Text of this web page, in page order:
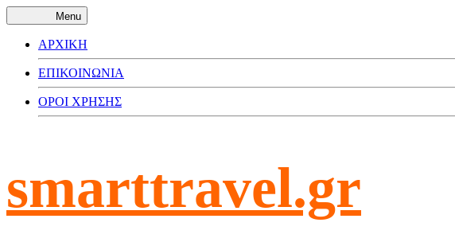
Menu
ΑΡΧΙΚΗ
ΕΠΙΚΟΙΝΩΝΙΑ
ΟΡΟΙ ΧΡΗΣΗΣ
smarttravel.gr